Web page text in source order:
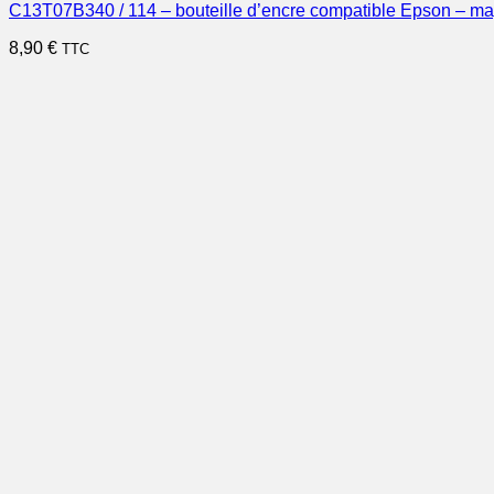
C13T07B340 / 114 – bouteille d’encre compatible Epson –
8,90 € TTC